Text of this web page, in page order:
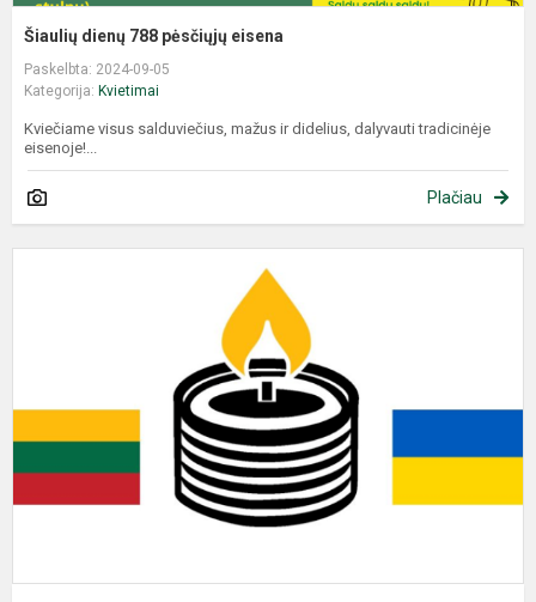
Šiaulių dienų 788 pėsčiųjų eisena
Paskelbta: 2024-09-05
Kategorija: Kvietimai
Kviečiame visus salduviečius, mažus ir didelius, dalyvauti tradicinėje
eisenoje!...
Plačiau